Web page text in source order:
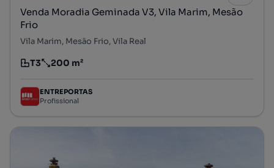
Venda Moradia Geminada V3, Vila Marim, Mesão
Frio
Vila Marim, Mesão Frio, Vila Real
Tipologia
T3
Preço por metro quadrado
200 m²
ENTREPORTAS
Profissional